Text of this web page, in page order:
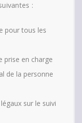
:
pour tous les
prise en charge
de la personne
sur le suivi